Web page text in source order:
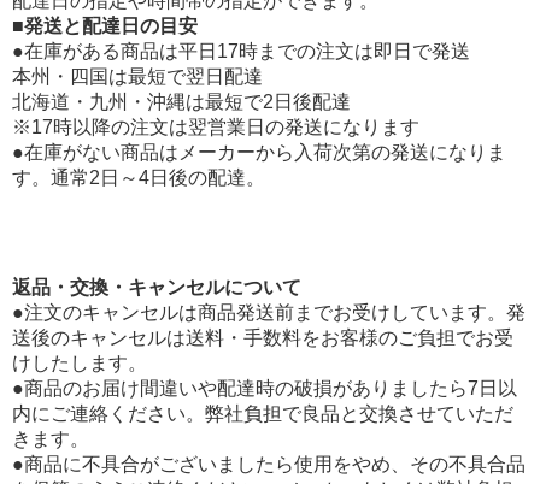
■発送と配達日の目安
●在庫がある商品は平日17時までの注文は即日で発送
本州・四国は最短で翌日配達
北海道・九州・沖縄は最短で2日後配達
※17時以降の注文は翌営業日の発送になります
●在庫がない商品はメーカーから入荷次第の発送になりま
す。通常2日～4日後の配達。
返品・交換・キャンセルについて
●注文のキャンセルは商品発送前までお受けしています。発
送後のキャンセルは送料・手数料をお客様のご負担でお受
けしたします。
●商品のお届け間違いや配達時の破損がありましたら7日以
内にご連絡ください。弊社負担で良品と交換させていただ
きます。
●商品に不具合がございましたら使用をやめ、その不具合品